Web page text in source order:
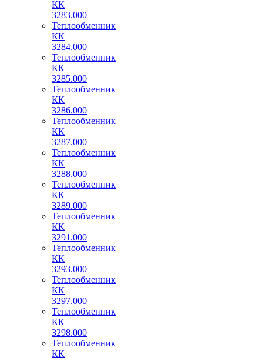
КК
3283.000
Теплообменник
КК
3284.000
Теплообменник
КК
3285.000
Теплообменник
КК
3286.000
Теплообменник
КК
3287.000
Теплообменник
КК
3288.000
Теплообменник
КК
3289.000
Теплообменник
КК
3291.000
Теплообменник
КК
3293.000
Теплообменник
КК
3297.000
Теплообменник
КК
3298.000
Теплообменник
КК